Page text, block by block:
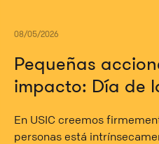
08/05/2026
Pequeñas
impacto: Día de
En USIC creemos
personas está